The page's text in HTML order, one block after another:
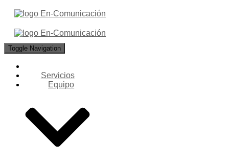
Toggle Navigation
Servicios
Equipo